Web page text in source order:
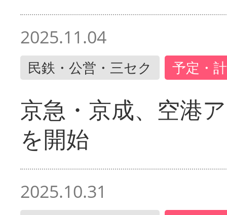
2025.11.04
民鉄・公営・三セク 予定・
京急・京成、空港
を開始
2025.10.31